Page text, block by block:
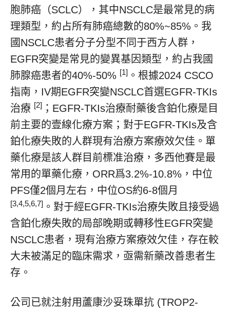
胞肺癌（SCLC），其中NSCLC是最常見的病
理類型，約占所有肺癌總數的80%~85%。我
國NSCLC患者分子分型不同于西方人群，
EGFR突變是常見的變異基因類型，約占我國
肺腺癌患者的40%-50% [1] 。根據2024 CSCO
指南，IV期EGFR突變NSCLC首選EGFR-TKIs
治療 [2] ；EGFR-TKIs治療耐藥後含鉑化療是目
前主要的壹線化療方案；對于EGFR-TKIs及含
鉑化療失敗的人群現有治療方案療效欠佳。單
藥化療是該人群目前標准治療，多西他賽是最
常用的單藥化療，ORR爲3.2%-10.8%，中位
PFS僅2個月左右，中位OS約6-8個月
[3,4,5,6,7] 。對于經EGFR-TKIs治療失敗且接受過
含鉑化療失敗的局部晚期或轉移性EGFR突變
NSCLC患者，現有治療方案療效欠佳，存在較
大未被滿足的臨床需求，亟需新藥改善患者生
存。
公司已就注射用蘆康沙妥珠單抗 (TROP2-